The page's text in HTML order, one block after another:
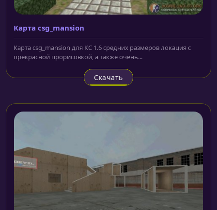
Карта csg_mansion
Карта csg_mansion для КС 1.6 средних размеров локация с
прекрасной прорисовкой, а также очень...
Скачать